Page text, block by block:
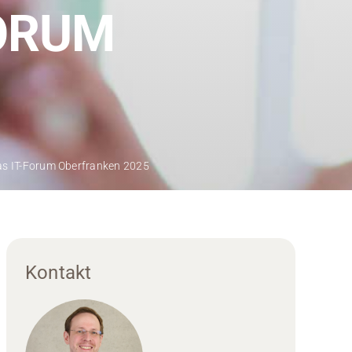
IT-Forum Oberfranken 2025
Kontakt